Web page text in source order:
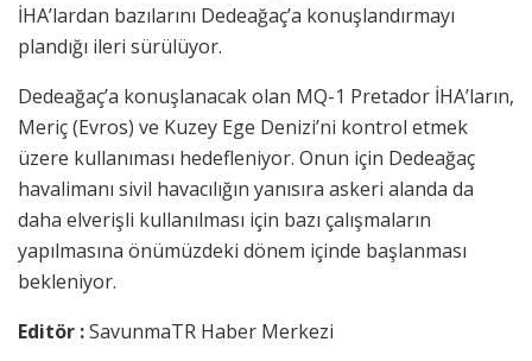
İHA’lardan bazılarını Dedeağaç’a konuşlandırmayı
plandığı ileri sürülüyor.
Dedeağaç’a konuşlanacak olan MQ-1 Pretador İHA’ların,
Meriç (Evros) ve Kuzey Ege Denizi’ni kontrol etmek
üzere kullanıması hedefleniyor. Onun için Dedeağaç
havalimanı sivil havacılığın yanısıra askeri alanda da
daha elverişli kullanılması için bazı çalışmaların
yapılmasına önümüzdeki dönem içinde başlanması
bekleniyor.
Editör :SavunmaTR Haber Merkezi